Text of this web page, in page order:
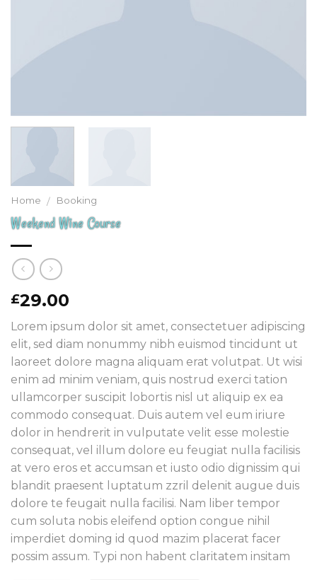
Home / Booking
Weekend Wine Course
£29.00
Lorem ipsum dolor sit amet, consectetuer adipiscing
elit, sed diam nonummy nibh euismod tincidunt ut
laoreet dolore magna aliquam erat volutpat. Ut wisi
enim ad minim veniam, quis nostrud exerci tation
ullamcorper suscipit lobortis nisl ut aliquip ex ea
commodo consequat. Duis autem vel eum iriure
dolor in hendrerit in vulputate velit esse molestie
consequat, vel illum dolore eu feugiat nulla facilisis
at vero eros et accumsan et iusto odio dignissim qui
blandit praesent luptatum zzril delenit augue duis
dolore te feugait nulla facilisi. Nam liber tempor
cum soluta nobis eleifend option congue nihil
imperdiet doming id quod mazim placerat facer
possim assum. Typi non habent claritatem insitam